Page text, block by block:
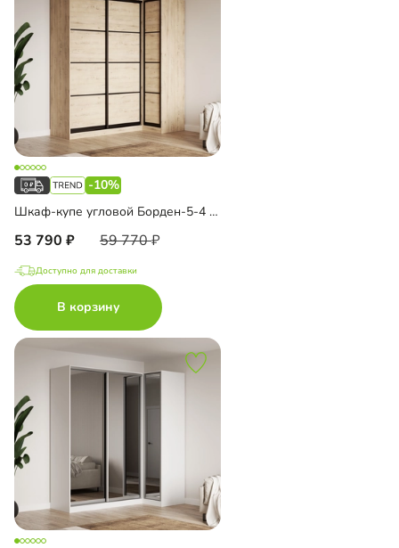
-10%
Шкаф-купе угловой Борден-5-4 1100
53 790 59 770
Доступно для доставки
В корзину